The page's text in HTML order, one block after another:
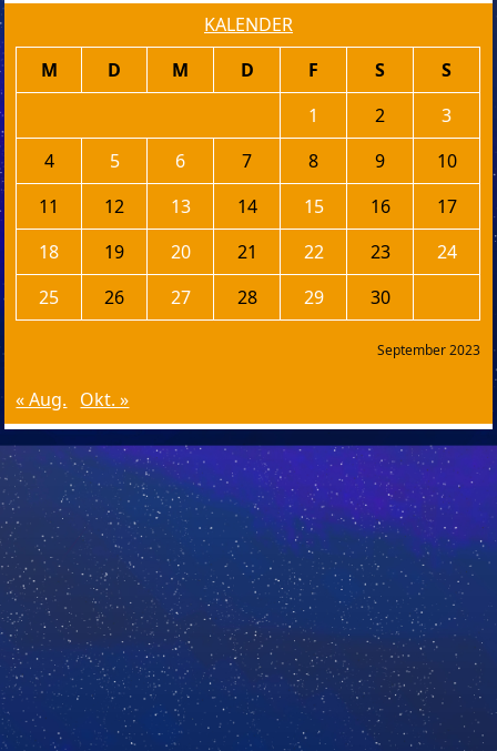
KALENDER
September 2023
M D M D F S
S
1
2
3
4
5 6 7 8 9
10
11
12 13 14 15 16
17
18
19 20 21 22 23
24
25
26 27 28 29 30
« Aug. Okt. »